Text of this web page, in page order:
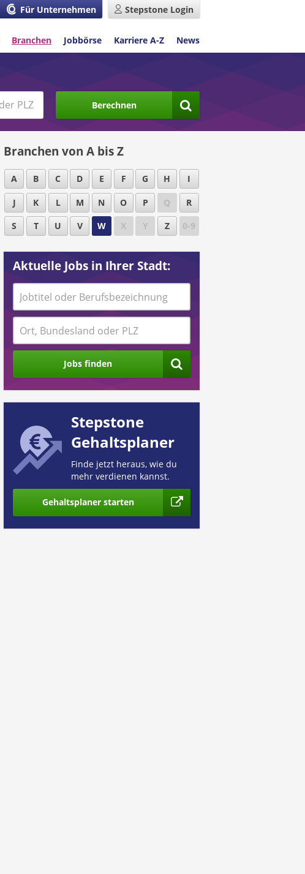
Für Unternehmen Stepstone Login
Branchen Jobbörse Karriere A-Z News
Berechnen
Branchen von A bis Z
A B C D E F G H I
J K L M N O P Q R
S T U V W X Y Z 0-9
Aktuelle Jobs in Ihrer Stadt:
Jobs finden
Stepstone
Gehaltsplaner
Finde jetzt heraus, wie du
mehr verdienen kannst.
Gehaltsplaner starten